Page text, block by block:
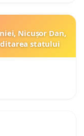
Nicușor Dan,
statului